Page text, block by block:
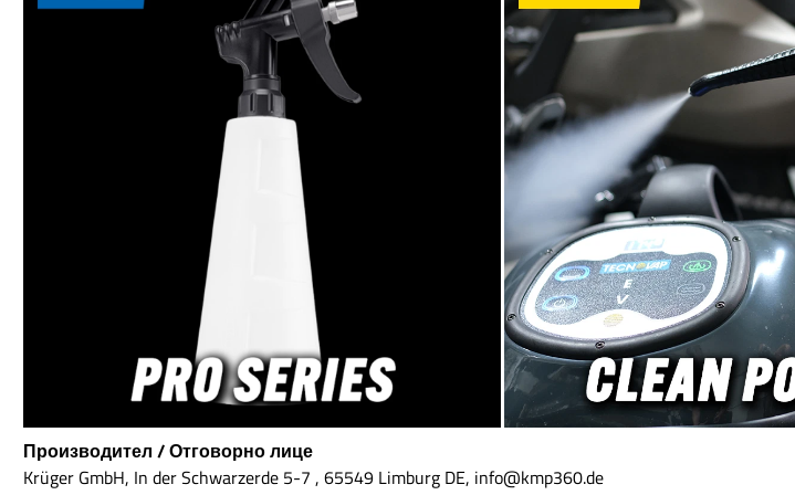
дълго време за работа. Подходяща
е както за меки еднослойни лакове,
така и за твърди лакове. 3D 510 е
без пълнители и може да бъде
напълно отстранена дори с нежни
обезмаслители за лак. Бърз
абразив с 3D ACA X-TRA 510 3D 510
може да се използва и с
ексцентрична, и с ротационна
машина и оставя много блестящо
покритие за Heavy Cut паста, без
матовост. Идеално е да се
използва преди финална
полираща паста като 3D ACA X-TRA
520, 3D One Hybrid или подобна
паста. 3D ACA 510 е прозрачна след
кратко време на работа,
позволявайки добро
визуализиране на лака. 3D 510
предлага много дълго време на
работа и е икономичен
благодарение на късното
разпадане на полиращите частици.
Лесна употреба: 3D ACA X-TRA 510
почистващият прах, разработен от
Lake Country – мощно, но деликатно
решение за дълбоко, щадящо
материала и устойчиво почистване
на висококачествени полиращи
подложки.Съвместим с всички
премиум подложки – тестван за
закрепване с велкроНезависимо
дали използвате подложки на Detail
Passion, Lake Country, Rupes, Sonax,
ServFaces, Buff and Shine или други
водещи марки – почистващият
прах е специално създаден за
професионална употреба и е
идеален за полиуретанови,
микрофибърни, хибридни и
вълнени подложки. Подробни
тестове показват, че прахът
ефективно разтваря дори дълбоки
замърсявания и същевременно
запазва велкро закрепването, което
при евтини почистващи препарати
резултати с Lake Country Pad
Производител / Отговорно лице
Krüger GmbH, In der Schwarzerde 5-7 , 65549 Limburg DE, info@kmp360.de